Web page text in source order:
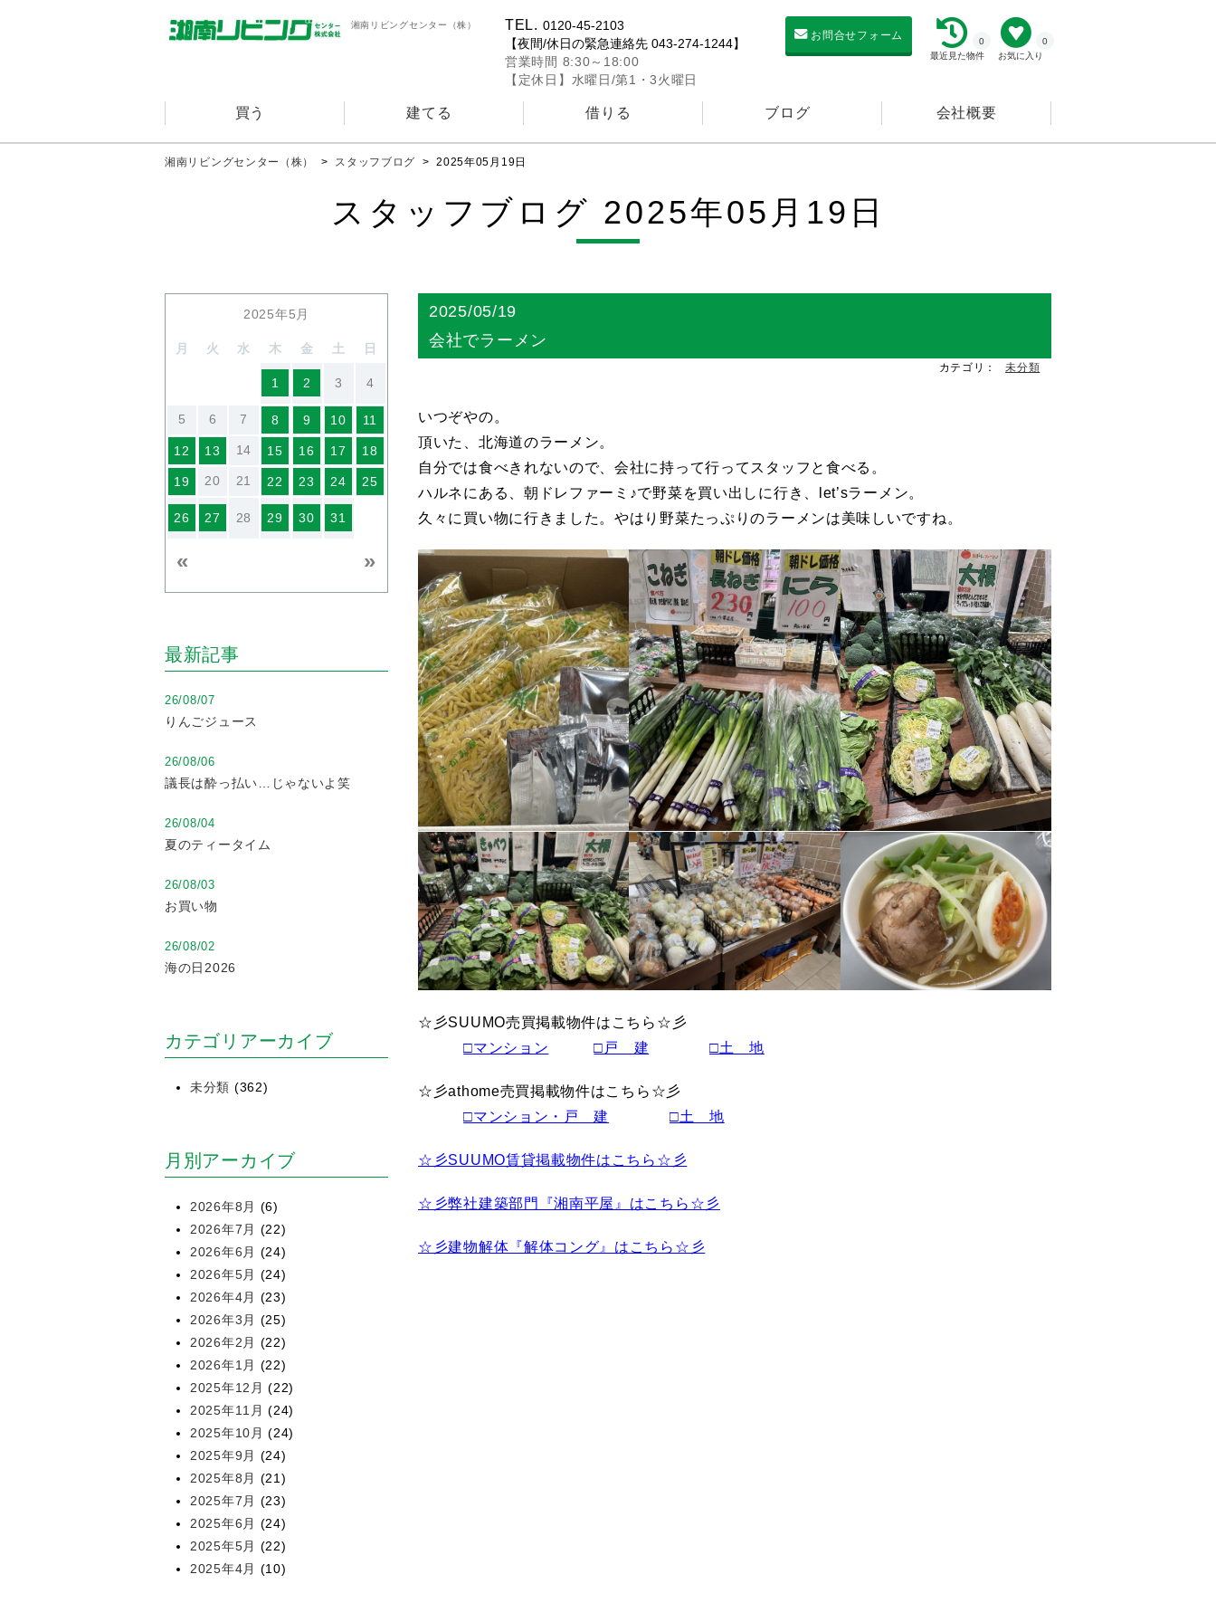
湘南リビングセンター（株）
お気に入り
0
最近見た物件
0
お問合せフォーム
TEL. 0120-45-2103
【夜間/休日の緊急連絡先 043-274-1244】
営業時間 8:30～18:00
【定休日】水曜日/第1・3火曜日
買う 建てる 借りる ブログ 会社概要
湘南リビングセンター（株） > スタッフブログ > 2025年05月19日
スタッフブログ 2025年05月19日
2025/05/19
会社でラーメン
カテゴリ： 未分類
いつぞやの。
頂いた、北海道のラーメン。
自分では食べきれないので、会社に持って行ってスタッフと食べる。
ハルネにある、朝ドレファーミ♪で野菜を買い出しに行き、let’sラーメン。
久々に買い物に行きました。やはり野菜たっぷりのラーメンは美味しいですね。
☆彡SUUMO売買掲載物件はこちら☆彡
□マンション
□戸 建 □土 地
☆彡athome売買掲載物件はこちら☆彡
□マンション・戸 建
□土 地
☆彡SUUMO賃貸掲載物件はこちら☆彡
☆彡弊社建築部門『湘南平屋』はこちら☆彡
☆彡建物解体『解体コング』はこちら☆彡
2025年5月
月 火 水 木 金 土 日
« »
1 2 3 4
5 6 7 8 9 10 11
12 13 14 15 16 17 18
19 20 21 22 23 24 25
26 27 28 29 30 31
最新記事
26/08/07
りんごジュース
26/08/06
議長は酔っ払い…じゃないよ笑
26/08/04
夏のティータイム
26/08/03
お買い物
26/08/02
海の日2026
カテゴリアーカイブ
未分類 (362)
月別アーカイブ
2026年8月 (6)
2026年7月 (22)
2026年6月 (24)
2026年5月 (24)
2026年4月 (23)
2026年3月 (25)
2026年2月 (22)
2026年1月 (22)
2025年12月 (22)
2025年11月 (24)
2025年10月 (24)
2025年9月 (24)
2025年8月 (21)
2025年7月 (23)
2025年6月 (24)
2025年5月 (22)
2025年4月 (10)